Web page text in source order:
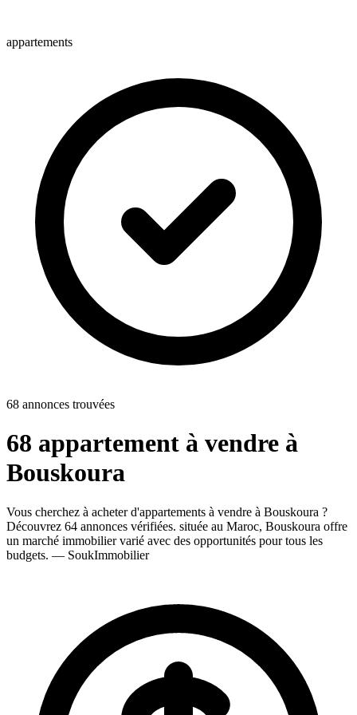
appartements
68 annonces trouvées
68 appartement à vendre à
Bouskoura
Vous cherchez à acheter d'appartements à vendre à Bouskoura ?
Découvrez 64 annonces vérifiées. située au Maroc, Bouskoura offre
un marché immobilier varié avec des opportunités pour tous les
budgets. — SoukImmobilier